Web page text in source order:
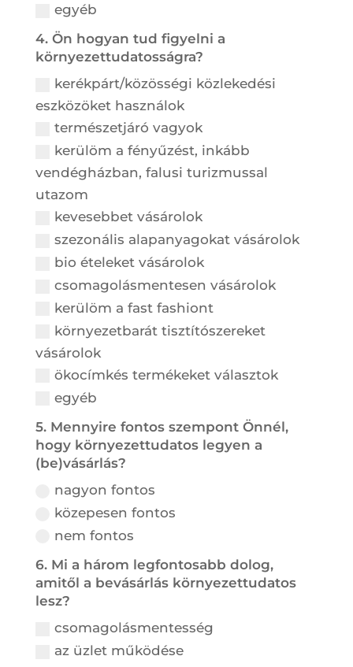
egyéb
4. Ön hogyan tud figyelni a
környezettudatosságra?
kerékpárt/közösségi közlekedési
eszközöket használok
természetjáró vagyok
kerülöm a fényűzést, inkább
vendégházban, falusi turizmussal
utazom
kevesebbet vásárolok
szezonális alapanyagokat vásárolok
bio ételeket vásárolok
csomagolásmentesen vásárolok
kerülöm a fast fashiont
környezetbarát tisztítószereket
vásárolok
ökocímkés termékeket választok
egyéb
5. Mennyire fontos szempont Önnél,
hogy környezettudatos legyen a
(be)vásárlás?
nagyon fontos
közepesen fontos
nem fontos
6. Mi a három legfontosabb dolog,
amitől a bevásárlás környezettudatos
lesz?
csomagolásmentesség
az üzlet működése